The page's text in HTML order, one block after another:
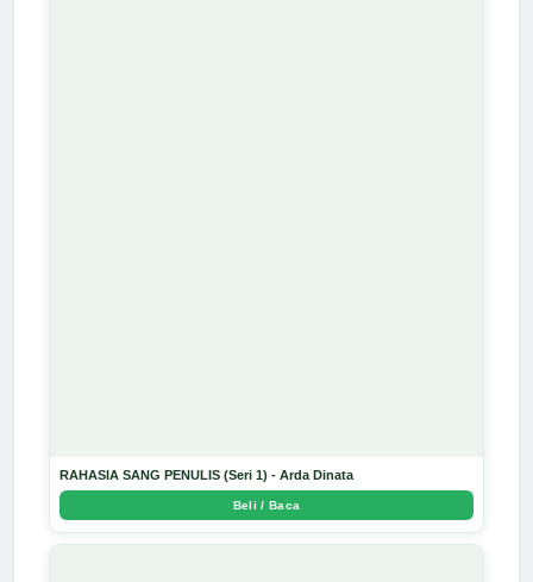
RAHASIA SANG PENULIS (Seri 1) - Arda Dinata
Beli / Baca